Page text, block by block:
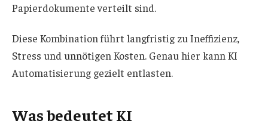
Papierdokumente verteilt sind.
Diese Kombination führt langfristig zu Ineffizienz,
Stress und unnötigen Kosten. Genau hier kann KI
Automatisierung gezielt entlasten.
Was bedeutet KI